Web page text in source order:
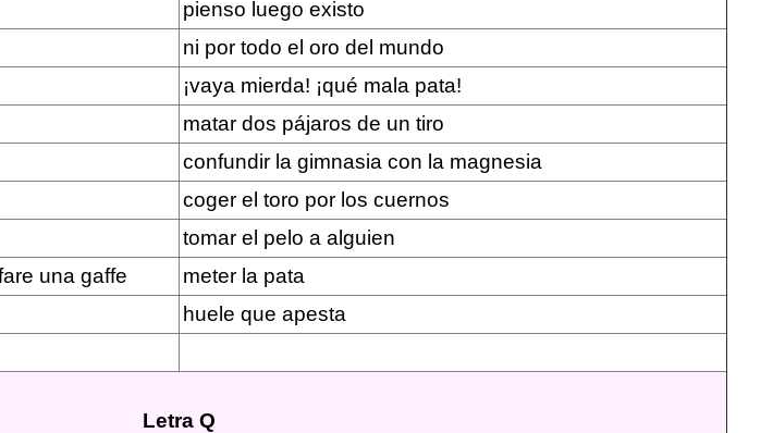
pienso luego existo
ni por todo el oro del mundo
¡vaya mierda! ¡qué mala pata!
matar dos pájaros de un tiro
confundir la gimnasia con la magnesia
coger el toro por los cuernos
tomar el pelo a alguien
una gaffe
meter la pata
huele que apesta
Letra Q